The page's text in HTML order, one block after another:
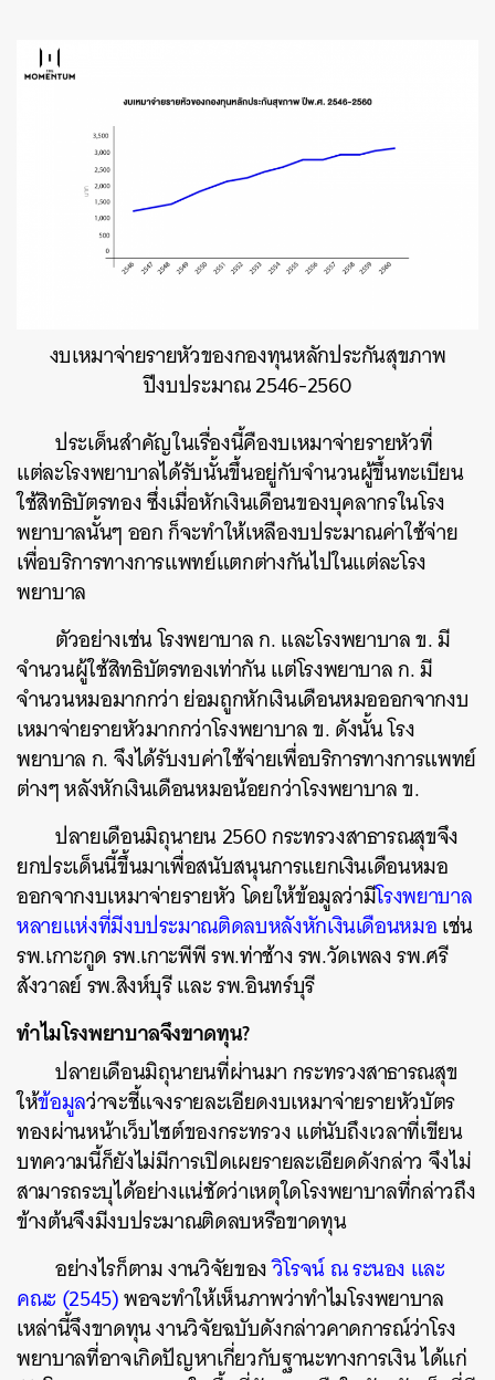
งบเหมาจ่ายรายหัวของกองทุนหลักประกันสุขภาพ
ปีงบประมาณ 2546-2560
ประเด็นสำคัญในเรื่องนี้คืองบเหมาจ่ายรายหัวที่
แต่ละโรงพยาบาลได้รับนั้นขึ้นอยู่กับจำนวนผู้ขึ้นทะเบียน
ใช้สิทธิบัตรทอง ซึ่งเมื่อหักเงินเดือนของบุคลากรในโรง
พยาบาลนั้นๆ ออก ก็จะทำให้เหลืองบประมาณค่าใช้จ่าย
เพื่อบริการทางการแพทย์แตกต่างกันไปในแต่ละโรง
พยาบาล
ตัวอย่างเช่น โรงพยาบาล ก. และโรงพยาบาล ข. มี
จำนวนผู้ใช้สิทธิบัตรทองเท่ากัน แต่โรงพยาบาล ก. มี
จำนวนหมอมากกว่า ย่อมถูกหักเงินเดือนหมอออกจากงบ
เหมาจ่ายรายหัวมากกว่าโรงพยาบาล ข. ดังนั้น โรง
พยาบาล ก. จึงได้รับงบค่าใช้จ่ายเพื่อบริการทางการแพทย์
ต่างๆ หลังหักเงินเดือนหมอน้อยกว่าโรงพยาบาล ข.
ปลายเดือนมิถุนายน 2560 กระทรวงสาธารณสุขจึง
ยกประเด็นนี้ขึ้นมาเพื่อสนับสนุนการแยกเงินเดือนหมอ
ออกจากงบเหมาจ่ายรายหัว โดยให้ข้อมูลว่ามีโรงพยาบาล
หลายแห่งที่มีงบประมาณติดลบหลังหักเงินเดือนหมอเช่น
รพ.เกาะกูด รพ.เกาะพีพี รพ.ท่าช้าง รพ.วัดเพลง รพ.ศรี
สังวาลย์ รพ.สิงห์บุรี และ รพ.อินทร์บุรี
ทำไมโรงพยาบาลจึงขาดทุน?
ปลายเดือนมิถุนายนที่ผ่านมา กระทรวงสาธารณสุข
ให้ข้อมูลว่าจะชี้แจงรายละเอียดงบเหมาจ่ายรายหัวบัตร
ทองผ่านหน้าเว็บไซต์ของกระทรวง แต่นับถึงเวลาที่เขียน
บทความนี้ก็ยังไม่มีการเปิดเผยรายละเอียดดังกล่าว จึงไม่
สามารถระบุได้อย่างแน่ชัดว่าเหตุใดโรงพยาบาลที่กล่าวถึง
ข้างต้นจึงมีงบประมาณติดลบหรือขาดทุน
อย่างไรก็ตาม งานวิจัยของวิโรจน์ ณ ระนอง และ
คณะ (2545)พอจะทำให้เห็นภาพว่าทำไมโรงพยาบาล
เหล่านี้จึงขาดทุน งานวิจัยฉบับดังกล่าวคาดการณ์ว่าโรง
พยาบาลที่อาจเกิดปัญหาเกี่ยวกับฐานะทางการเงิน ได้แก่
SHARE